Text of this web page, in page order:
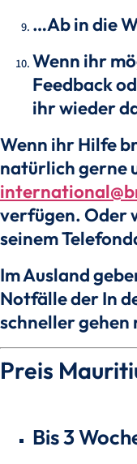
…Ab in die
Wenn ihr
Feedback
ihr wieder
Wenn ihr Hilfe
natürlich gerne
verfügen. Oder
seinem
Im Ausland
Notfälle der In
schneller gehen
Preis
Bis 3